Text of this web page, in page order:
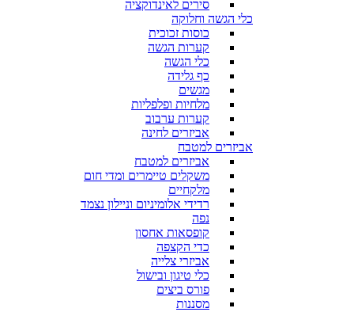
סירים לאינדוקציה
כלי הגשה וחלוקה
כוסות זכוכית
קערות הגשה
כלי הגשה
כף גלידה
מגשים
מלחיות ופלפליות
קערות ערבוב
אביזרים לחינה
אביזרים למטבח
אביזרים למטבח
משקלים טיימרים ומדי חום
מלקחיים
רדידי אלומיניום וניילון נצמד
נפה
קופסאות אחסון
כדי הקצפה
אביזרי צלייה
כלי טיגון ובישול
פורס ביצים
מסננות